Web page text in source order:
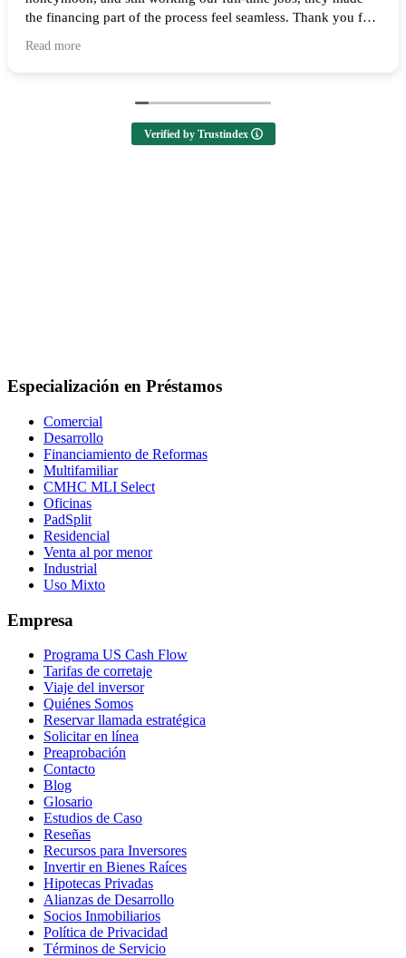
the financing part of the process feel seamless. Thank you for
Read more
Verified by Trustindex
Especialización en Préstamos
Comercial
Desarrollo
Financiamiento de Reformas
Multifamiliar
CMHC MLI Select
Oficinas
PadSplit
Residencial
Venta al por menor
Industrial
Uso Mixto
Empresa
Programa US Cash Flow
Tarifas de corretaje
Viaje del inversor
Quiénes Somos
Reservar llamada estratégica
Solicitar en línea
Preaprobación
Contacto
Blog
Glosario
Estudios de Caso
Reseñas
Recursos para Inversores
Invertir en Bienes Raíces
Hipotecas Privadas
Alianzas de Desarrollo
Socios Inmobiliarios
Política de Privacidad
Términos de Servicio